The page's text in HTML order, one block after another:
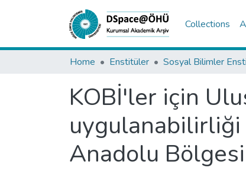
Collections
Home Enstitüler Sosyal Bilimler
KOBİ'ler için
uygulanabilirliği
Anadolu